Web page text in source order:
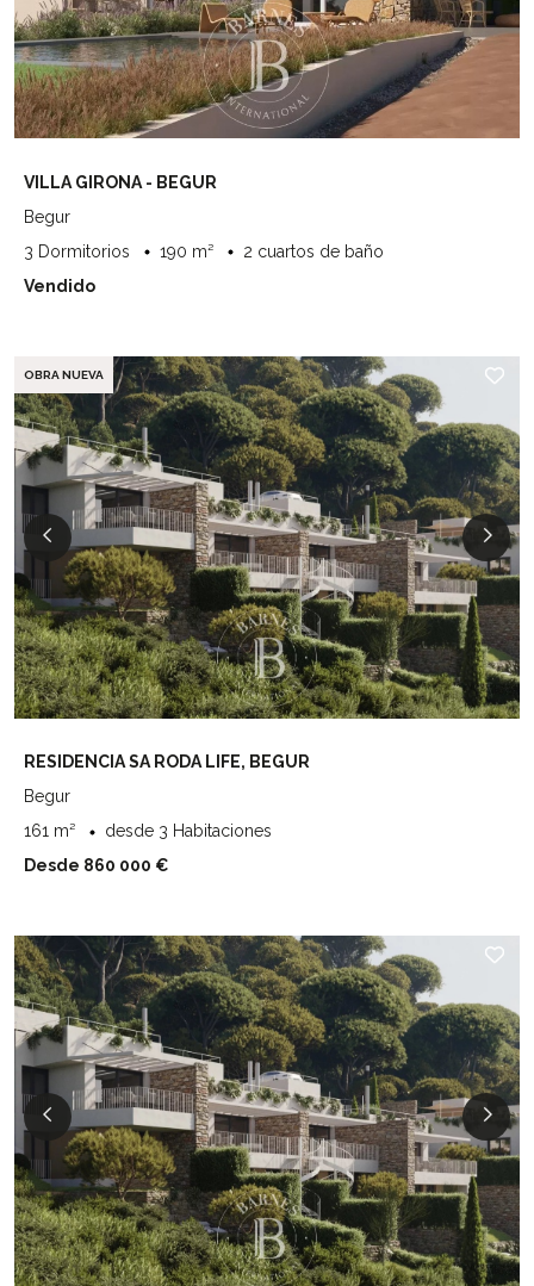
VILLA GIRONA - BEGUR
Begur
3 Dormitorios
190 m²
2 cuartos de baño
Vendido
OBRA NUEVA
RESIDENCIA SA RODA LIFE, BEGUR
Begur
161 m²
desde 3 Habitaciones
Desde 860 000 €